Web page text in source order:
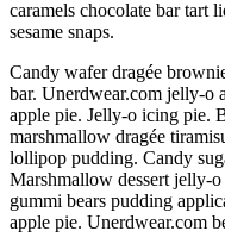
caramels chocolate bar tart
sesame snaps.
Candy wafer dragée
bar. Unerdwear.com jelly-o
apple pie. Jelly-o icing pie.
marshmallow dragée
lollipop pudding. Candy
Marshmallow dessert jelly-o
gummi bears pudding
apple pie. Unerdwear.com